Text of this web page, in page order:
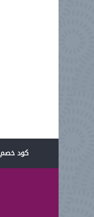
كود خصم